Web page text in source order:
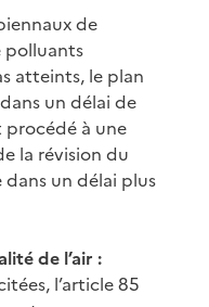
de
polluants
atteints, le plan
un délai de
procédé à une
la révision du
dans un délai plus
de l’air :
l’article 85